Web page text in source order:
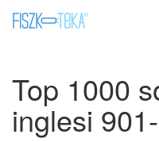
Top 1000
inglesi